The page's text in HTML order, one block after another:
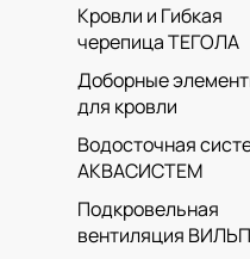
Кровли и Гибкая
черепица ТЕГОЛА
Доборные
для кровли
Водосточная
АКВАСИСТЕМ
Подкровельная
вентиляция